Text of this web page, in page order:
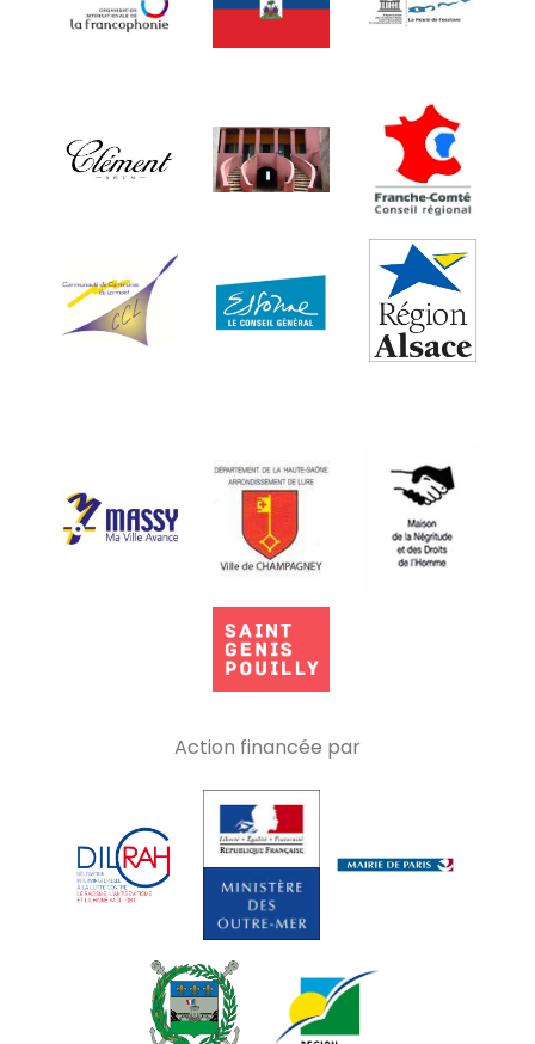
Action financée par